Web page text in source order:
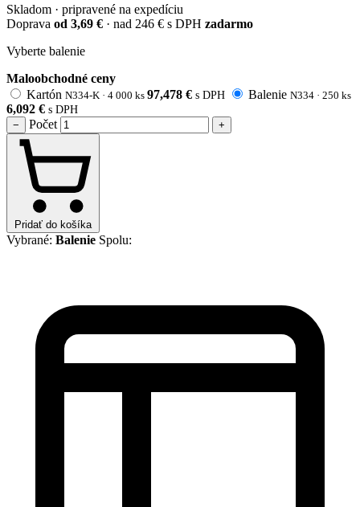
Skladom · pripravené na expedíciu
Doprava od 3,69 € · nad 246 € s DPH zadarmo
Vyberte balenie
Maloobchodné ceny
Kartón N334-K · 4 000 ks 97,478 € s DPH Balenie N334 · 250 ks
6,092 € s DPH
−
Počet +
Pridať do košíka
Vybrané: Balenie Spolu: